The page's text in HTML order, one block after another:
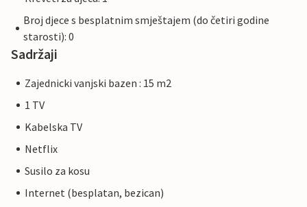
Broj djece s besplatnim smještajem (do četiri godine
starosti): 0
Sadržaji
Zajednicki vanjski bazen : 15 m2
1 TV
Kabelska TV
Netflix
Susilo za kosu
Internet (besplatan, bezican)